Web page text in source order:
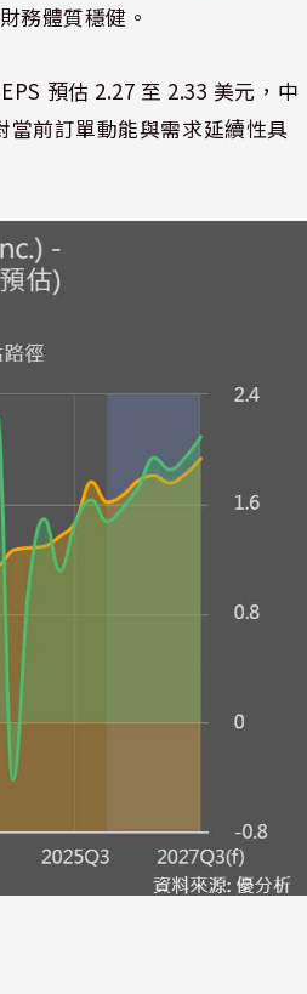
務體質穩健。
預估 2.27 至 2.33 美元，中
前訂單動能與需求延續性具